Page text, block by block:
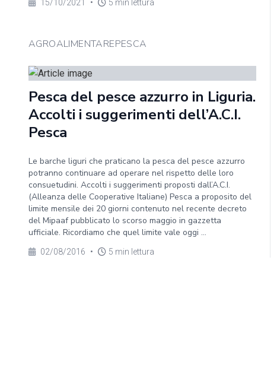
15/10/2021 • 5 min lettura
AGROALIMENTAREPESCA
Pesca del pesce azzurro in Liguria.
Accolti i suggerimenti dell’A.C.I.
Pesca
Le barche liguri che praticano la pesca del pesce azzurro
potranno continuare ad operare nel rispetto delle loro
consuetudini. Accolti i suggerimenti proposti dall’A.C.I.
(Alleanza delle Cooperative Italiane) Pesca a proposito del
limite mensile dei 20 giorni contenuto nel recente decreto
del Mipaaf pubblicato lo scorso maggio in gazzetta
ufficiale. Ricordiamo che quel limite vale oggi ...
02/08/2016 • 5 min lettura